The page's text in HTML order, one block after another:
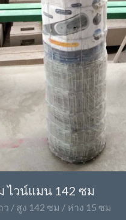
ไวน์แมน 142 ซม
ว / สูง 142 ซม / ห่าง 15 ซม